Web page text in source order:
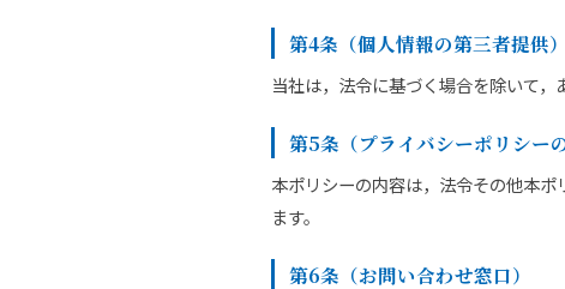
第4条（個人情報の第三者提供）
当社は，法令に基づく場合を除いて
第5条（プライバシーポリシー
本ポリシーの内容は，法令その他本
ます。
第6条（お問い合わせ窓口）